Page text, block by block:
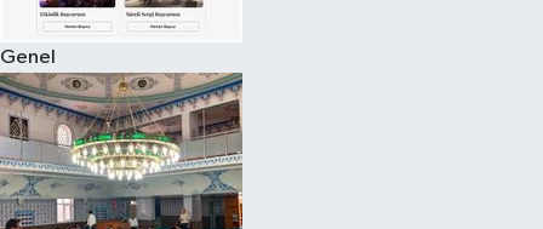
Genel
Son Dakika Haberleri
Haber Arşivi